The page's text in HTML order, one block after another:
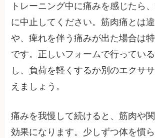
トレーニング中に痛みを感じたら
に中止してください。筋肉痛とは
や、痺れを伴う痛みが出た場合は
です。正しいフォームで行ってい
し、負荷を軽くするか別のエクサ
えましょう。
痛みを我慢して続けると、筋肉や
効果になります。少しずつ体を慣